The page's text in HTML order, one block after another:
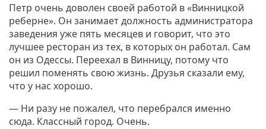
Петр очень доволен своей работой в «Винницкой
реберне». Он занимает должность администратора
заведения уже пять месяцев и говорит, что это
лучшее ресторан из тех, в которых он работал. Сам
он из Одессы. Переехал в Винницу, потому что
решил поменять свою жизнь. Друзья сказали ему,
что у нас хорошо.
— Ни разу не пожалел, что перебрался именно
сюда. Классный город. Очень.